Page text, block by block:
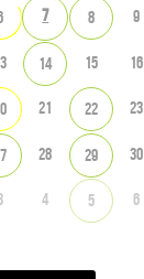
7 8 9
14 15 16
21 22 23
28 29 30
4 5 6